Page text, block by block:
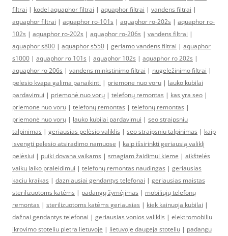
filtrai | kodel aquaphor filtrai | aquaphor filtrai | vandens filtrai |
aquaphor filtrai | aquaphor ro-101s | aquaphor ro-202s | aquaphor ro-
102s | aquaphor ro-202s | aquaphor ro-206s | vandens filtrai |
aquaphor s800 | aquaphor s550 | geriamo vandens filtrai | aquaphor
s1000 | aquaphor ro 101s | aquaphor 102s | aquaphor ro 202s |
aquaphor ro 206s | vandens minkstinimo filtrai | nugeležinimo filtrai |
pelesio kvapa galima panaikinti | priemone nuo voru | lauko kubilai
pardavimui | priemonė nuo vorų | telefonų remontas | kas yra seo |
priemone nuo voru | telefonų remontas | telefonų remontas |
priemonė nuo vorų | lauko kubilai pardavimui | seo straipsniu
talpinimas | geriausias pelėsio valiklis | seo straipsniu talpinimas | kaip
isvengti pelesio atsiradimo namuose | kaip išsirinkti geriausią valiklį
pelėsiui | puiki dovana vaikams | smagiam žaidimui kieme | aikštelės
vaikų laiko praleidimui | telefonų remontas naudingas | geriausias
kaciu kraikas | dazniausiai gendantys telefonai | geriausias maistas
sterilizuotoms katėms | padangų žymėjimas | mobiliųjų telefonų
remontas | sterilizuotoms katėms geriausias | kiek kainuoja kubilai |
dažnai gendantys telefonai | geriausias vonios valiklis | elektromobiliu
ikrovimo stoteliu pletra lietuvoje | lietuvoje daugeja stoteliu | padangų